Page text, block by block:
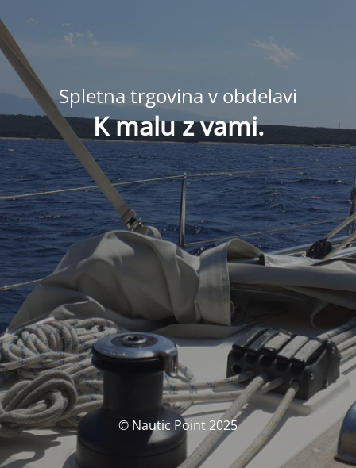
Spletna trgovina v obdelavi
K malu z vami.
© Nautic Point 2025